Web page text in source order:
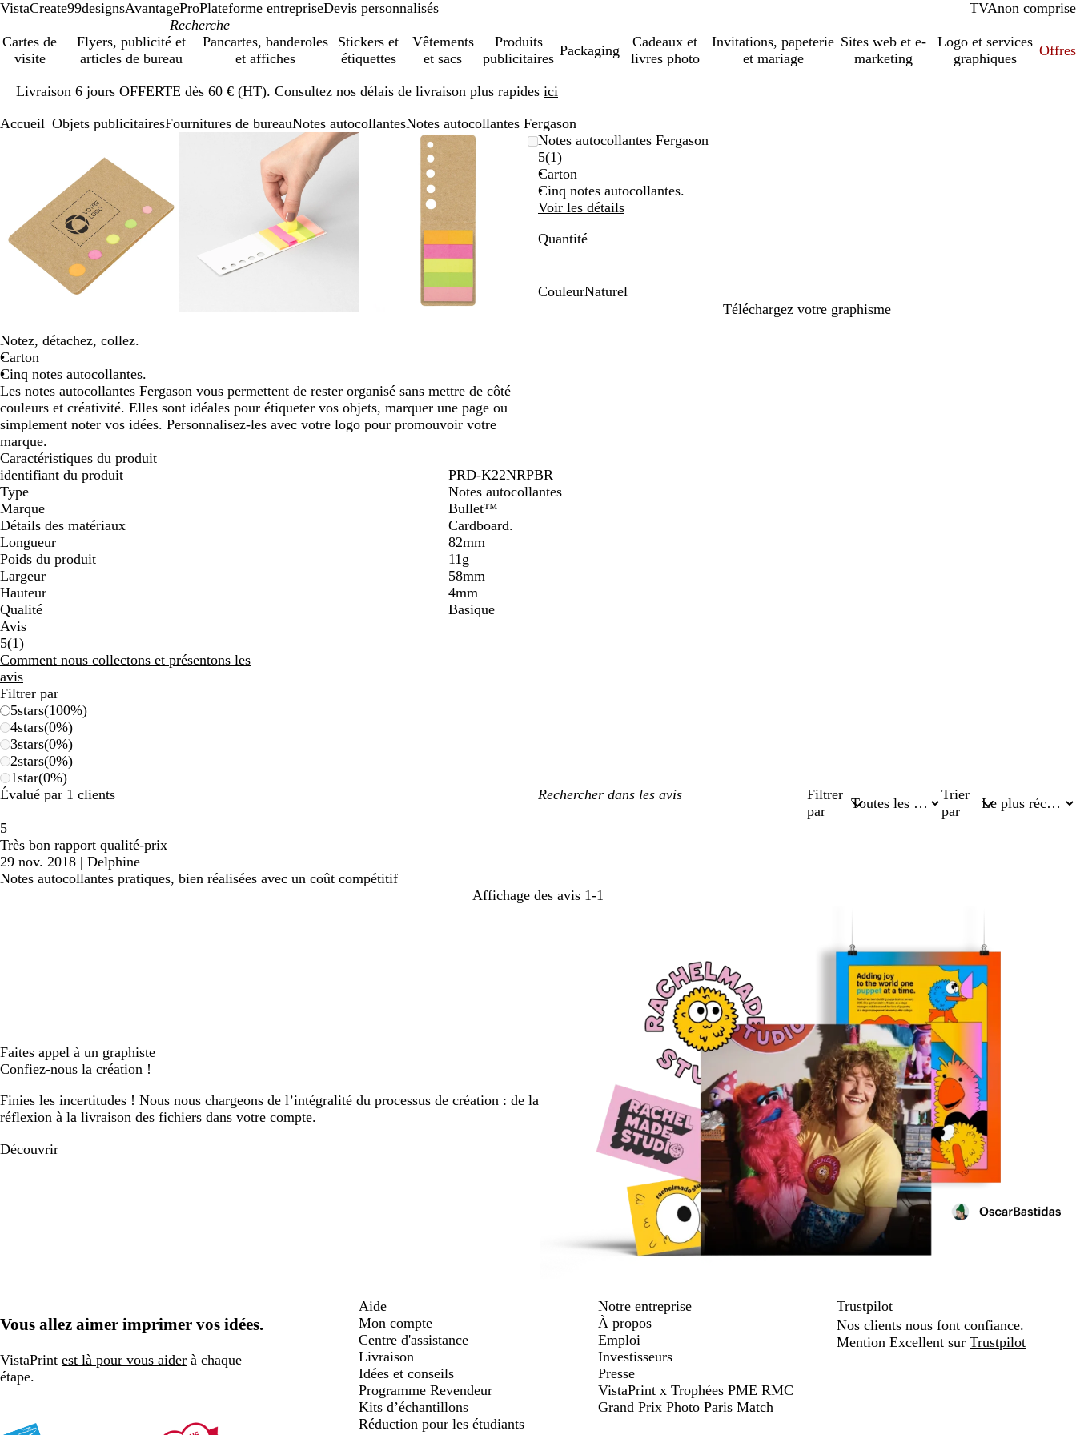
VistaCreate99designsAvantageProPlateforme entrepriseDevis personnalisés TVAcomprise
non comprise
Cartes de
visite
Flyers, publicité et
articles de bureau
Pancartes, banderoles
et affiches
Stickers et
étiquettes
Vêtements
et sacs
Produits
publicitaires
Packaging
Cadeaux et
livres photo
Invitations, papeterie
et mariage
Sites web et e-
marketing
Logo et services
graphiques
Offres
Livraison 6 jours OFFERTE dès 60 € (HT). Consultez nos délais de livraison plus rapides ici
1
Accueil Objets publicitairesFournitures de bureauNotes autocollantesNotes autocollantes Fergason
zoomable
au
minimum
pour
développer
les
touches
plus
et
moins
pour
zoomer
et
les
pour
défiler
Image
zoomable
Zoom
au
minimum
Cliquez
pour
développer
Utilisez
les
touches
plus
et
moins
pour
zoomer
Image
zoomable
Zoom
au
minimum
Cliquez
pour
développer
Utilisez
les
touches
moins
pour
zoomer
et
les
touches
Notes autocollantes Fergason
5(1Lire
les
1
avis
)
Carton
Cinq notes autocollantes.
Voir les détails
Quantité
CouleurNaturel
Téléchargez votre graphisme
Notez, détachez, collez.
Carton
Cinq notes autocollantes.
Les notes autocollantes Fergason vous permettent de rester organisé sans mettre de côté
couleurs et créativité. Elles sont idéales pour étiqueter vos objets, marquer une page ou
simplement noter vos idées. Personnalisez-les avec votre logo pour promouvoir votre
marque.
Caractéristiques du produit
identifiant du produit
PRD-K22NRPBR
Type
Notes autocollantes
Marque
Bullet™
Détails des matériaux
Cardboard.
Longueur
82mm
Poids du produit
11g
Largeur
58mm
Hauteur
4mm
Qualité
Basique
Avis
5(11
avis
)
Comment nous collectons et présentons les
avis
Filtrer par
5stars(100%)
4stars(0%)
3stars(0%)
2stars(0%)
1star(0%)
Évalué par 1 clients
Mes
Filtrer
par
Trier
par
5
Très bon rapport qualité-prix
29 nov. 2018 | Delphine
Notes autocollantes pratiques, bien réalisées avec un coût compétitif
Affichage des avis 1-1
Faites appel à un graphiste
Confiez-nous la création !
Finies les incertitudes ! Nous nous chargeons de l’intégralité du processus de création : de la
réflexion à la livraison des fichiers dans votre compte.
Découvrir
Vous allez aimer imprimer vos idées.
VistaPrint est là pour vous aider à chaque
étape.
Aide
Mon compte
Centre d'assistance
Livraison
Idées et conseils
Programme Revendeur
Kits d’échantillons
Réduction pour les étudiants
Notre entreprise
À propos
Emploi
Investisseurs
Presse
VistaPrint x Trophées PME RMC
Grand Prix Photo Paris Match
Trustpilot
Nos clients nous font confiance.
Mention Excellent surTrustpilot